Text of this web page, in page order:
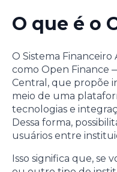
O que é o
O Sistema
como Open Finance
Central, que propõe
meio de uma
tecnologias e
Dessa forma,
usuários entre
Isso significa que, se